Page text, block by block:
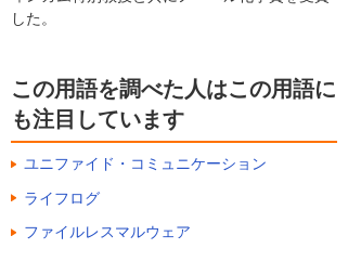
した。
この用語を調べた人はこの用語に
も注目しています
ユニファイド・コミュニケーション
ライフログ
ファイルレスマルウェア